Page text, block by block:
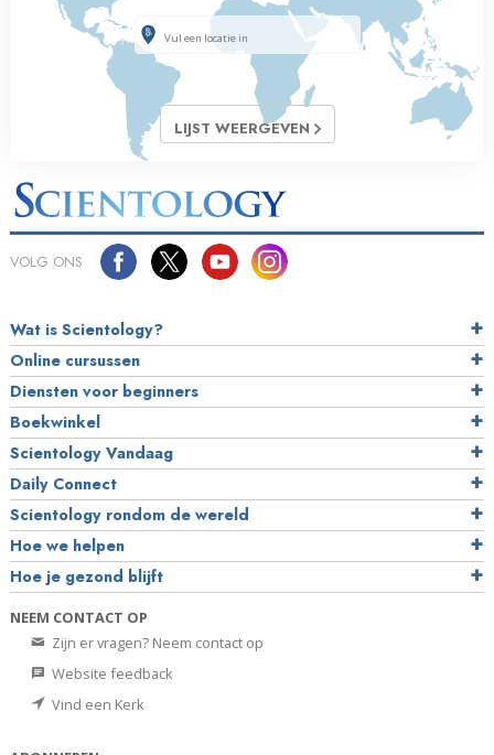
LIJST WEERGEVEN
VOLG ONS
Wat is Scientology?
Online cursussen
Diensten voor beginners
Boekwinkel
Scientology Vandaag
Daily Connect
Scientology rondom de wereld
Hoe we helpen
Hoe je gezond blijft
NEEM CONTACT OP
Zijn er vragen? Neem contact op
Website feedback
Vind een Kerk